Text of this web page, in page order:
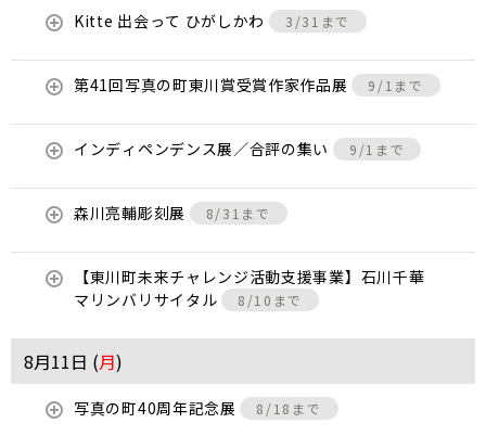
Kitte 出会って ひがしかわ 3/31まで
第41回写真の町東川賞受賞作家作品展 9/1まで
インディペンデンス展／合評の集い 9/1まで
森川亮輔彫刻展 8/31まで
【東川町未来チャレンジ活動支援事業】石川千華
マリンバリサイタル
8/10まで
8月11日 (月)
写真の町40周年記念展 8/18まで